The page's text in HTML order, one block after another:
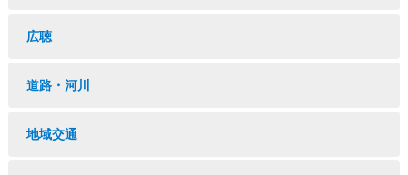
広聴
道路・河川
地域交通